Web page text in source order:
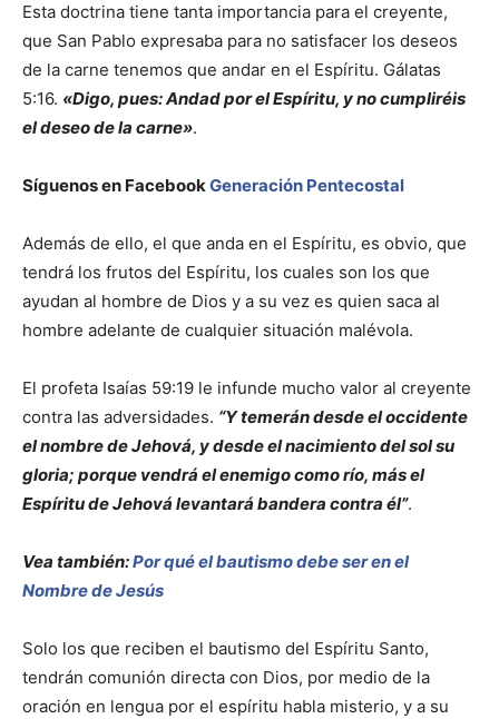
Esta doctrina tiene tanta importancia para el creyente,
que San Pablo expresaba para no satisfacer los deseos
de la carne tenemos que andar en el Espíritu. Gálatas
5:16. «Digo, pues: Andad por el Espíritu, y no cumpliréis
el deseo de la carne».
Síguenos en FacebookGeneración Pentecostal
Además de ello, el que anda en el Espíritu, es obvio, que
tendrá los frutos del Espíritu, los cuales son los que
ayudan al hombre de Dios y a su vez es quien saca al
hombre adelante de cualquier situación malévola.
El profeta Isaías 59:19 le infunde mucho valor al creyente
contra las adversidades. “Y temerán desde el occidente
el nombre de Jehová, y desde el nacimiento del sol su
gloria; porque vendrá el enemigo como río, más el
Espíritu de Jehová levantará bandera contra él”.
Vea también:Por qué el bautismo debe ser en el
Nombre de Jesús
Solo los que reciben el bautismo del Espíritu Santo,
tendrán comunión directa con Dios, por medio de la
oración en lengua por el espíritu habla misterio, y a su